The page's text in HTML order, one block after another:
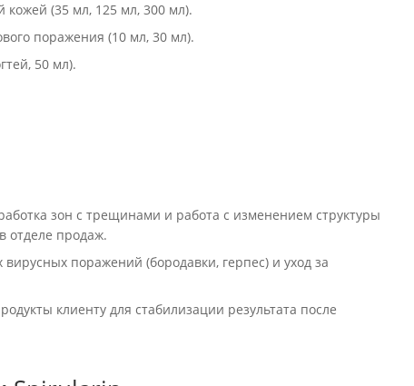
(35 мл, 125 мл, 300 мл).
поражения (10 мл, 30 мл).
50 мл).
зон с трещинами и работа с изменением структуры
отделе продаж.
поражений (бородавки, герпес) и уход за
клиенту для стабилизации результата после